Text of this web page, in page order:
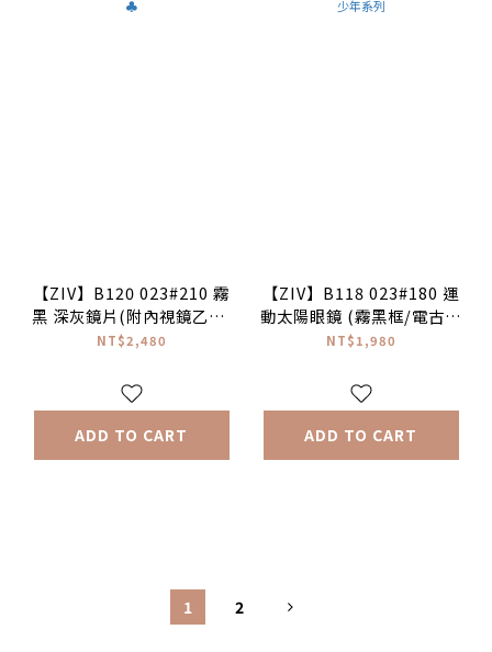
【ZIV】B120 023#210 霧
黑 深灰鏡片(附內視鏡乙個)
ACTION系列運動安全眼鏡
NT$2,480
ADD TO CART
【ZIV】B118 023#180 運
動太陽眼鏡 (霧黑框/電古銅
金多層鍍膜) ARMOR XS 青
NT$1,980
ADD TO CART
1 2